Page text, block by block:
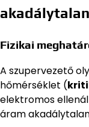
Fizikai
A szupervezető
hőmérséklet (
elektromos
áram